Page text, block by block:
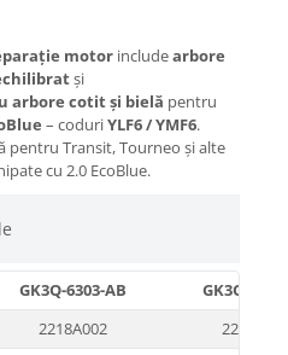
motorincludearbore
și
arbore cotit și bielă pentru
– coduriYLF6 / YMF6.
Transit, Tourneo și alte
cu 2.0 EcoBlue.
GK3Q-6303-AB
GK3Q-
2218A002